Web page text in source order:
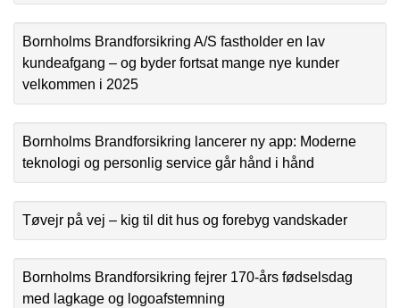
Bornholms Brandforsikring A/S fastholder en lav
kundeafgang – og byder fortsat mange nye kunder
velkommen i 2025
Bornholms Brandforsikring lancerer ny app: Moderne
teknologi og personlig service går hånd i hånd
Tøvejr på vej – kig til dit hus og forebyg vandskader
Bornholms Brandforsikring fejrer 170-års fødselsdag
med lagkage og logoafstemning